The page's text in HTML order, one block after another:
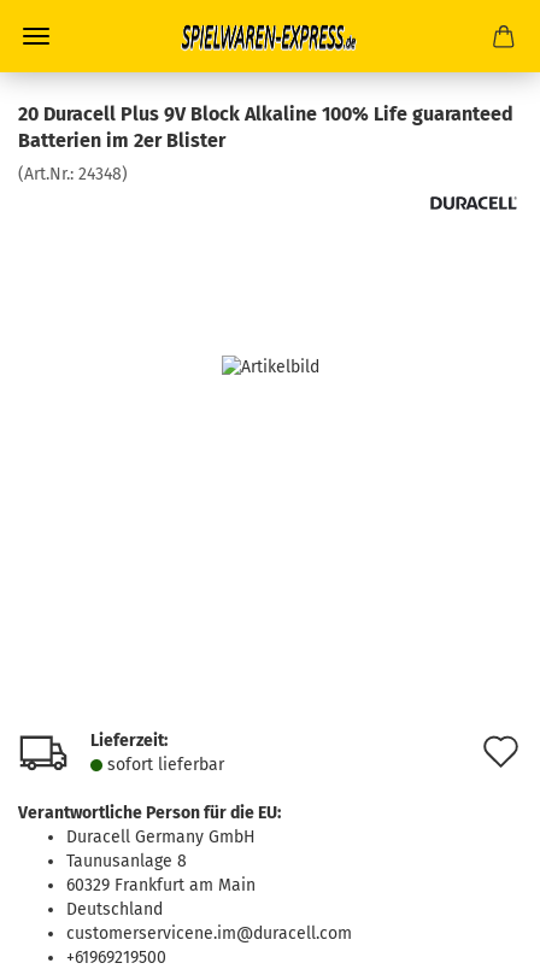
20 Duracell Plus 9V Block Alkaline 100% Life guaranteed
Batterien im 2er Blister
(Art.Nr.: 24348)
Lieferzeit:
sofort lie­fer­bar
Verantwortliche Person für die EU:
Duracell Germany GmbH
Taunusanlage 8
60329 Frankfurt am Main
Deutschland
customerservicene.im@duracell.com
+61969219500